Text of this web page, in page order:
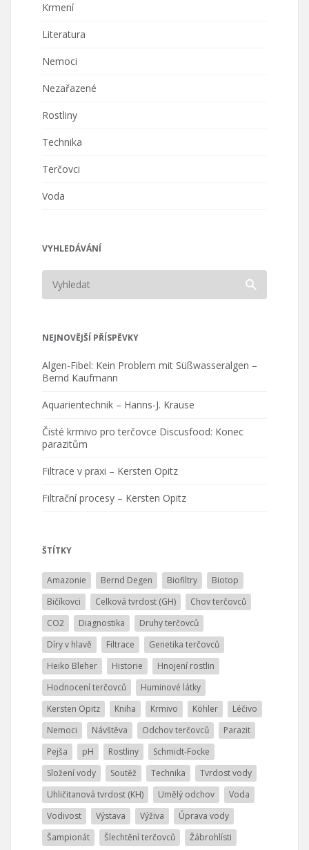
Krmení
Literatura
Nemoci
Nezařazené
Rostliny
Technika
Terčovci
Voda
VYHLEDÁVÁNÍ
NEJNOVĚJŠÍ PŘÍSPĚVKY
Algen-Fibel: Kein Problem mit Süßwasseralgen –
Bernd Kaufmann
Aquarientechnik – Hanns-J. Krause
Čisté krmivo pro terčovce Discusfood: Konec
parazitům
Filtrace v praxi – Kersten Opitz
Filtrační procesy – Kersten Opitz
ŠTÍTKY
Amazonie Bernd Degen Biofiltry
Biotop
Bičíkovci
Celková tvrdost (GH)
Chov terčovců
CO2
Diagnostika
Druhy terčovců
Díry v hlavě
Filtrace
Genetika terčovců
Heiko Bleher
Historie
Hnojení rostlin
Hodnocení terčovců
Huminové látky
Kersten Opitz
Kniha Krmivo Köhler
Léčivo
Nemoci
Návštěva Odchov terčovců
Parazit
Pejša
pH Rostliny
Schmidt-Focke
Složení vody
Soutěž Technika
Tvrdost vody
Uhličitanová tvrdost (KH)
Umělý odchov
Voda
Vodivost
Výstava Výživa
Úprava vody
Šampionát
Šlechtění terčovců Žábrohlísti